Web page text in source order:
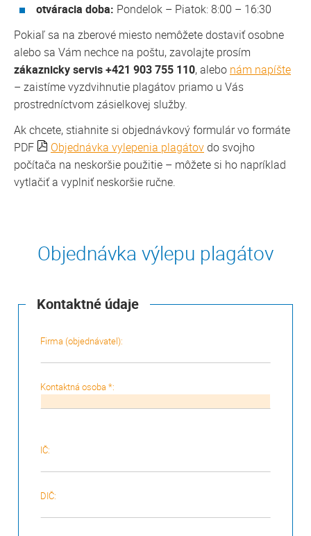
otváracia doba: Pondelok – Piatok: 8:00 – 16:30
Pokiaľ sa na zberové miesto nemôžete dostaviť osobne
alebo sa Vám nechce na poštu, zavolajte prosím
zákaznicky servis +421 903 755 110, alebo nám napíšte
– zaistíme vyzdvihnutie plagátov priamo u Vás
prostredníctvom zásielkovej služby.
Ak chcete, stiahnite si objednávkový formulár vo formáte
PDF
Objednávka vylepenia plagátovdo svojho
počítača na neskoršie použitie – môžete si ho napríklad
vytlačiť a vyplniť neskoršie ručne.
Objednávka výlepu plagátov
Kontaktné údaje
Firma (objednávatel):
Kontaktná osoba *:
IČ:
DIČ: